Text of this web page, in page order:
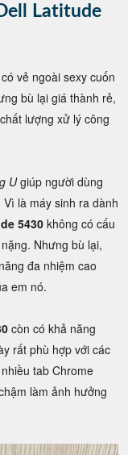
Latitude
vẻ ngoài sexy cuốn
bù lại giá thành rẻ,
lượng xử lý công
Ugiúp người dùng
là máy sinh ra dành
5430 không có cấu
Nhưng bù lại,
đa nhiệm cao
em nó.
còn có khả năng
rất phù hợp với các
tab Chrome
làm ảnh hưởng